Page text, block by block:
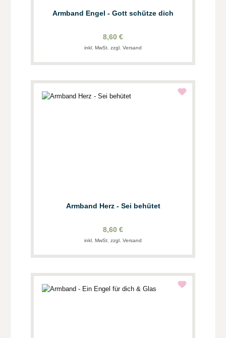
Armband Engel - Gott schütze dich
8,60 €
inkl. MwSt. zzgl. Versand
Armband Herz - Sei behütet
8,60 €
inkl. MwSt. zzgl. Versand